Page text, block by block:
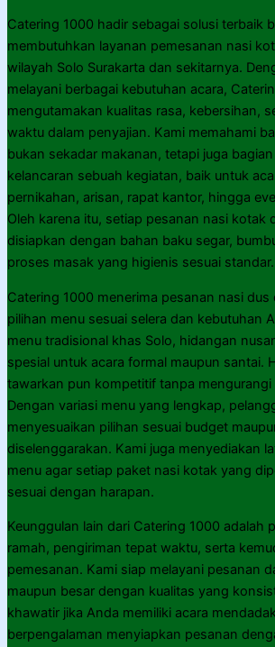
Catering 1000 hadir sebagai solusi terbaik
membutuhkan layanan pemesanan nasi
wilayah Solo Surakarta dan sekitarnya.
melayani berbagai kebutuhan acara,
mengutamakan kualitas rasa, kebersihan,
waktu dalam penyajian. Kami memahami
bukan sekadar makanan, tetapi juga
kelancaran sebuah kegiatan, baik untuk
pernikahan, arisan, rapat kantor, hingga
Oleh karena itu, setiap pesanan nasi kotak
disiapkan dengan bahan baku segar,
proses masak yang higienis sesuai standar.
Catering 1000 menerima pesanan nasi
pilihan menu sesuai selera dan kebutuhan
menu tradisional khas Solo, hidangan
spesial untuk acara formal maupun santai.
tawarkan pun kompetitif tanpa mengurangi
Dengan variasi menu yang lengkap,
menyesuaikan pilihan sesuai budget
diselenggarakan. Kami juga menyediakan
menu agar setiap paket nasi kotak yang
sesuai dengan harapan.
Keunggulan lain dari Catering 1000 adalah
ramah, pengiriman tepat waktu, serta
pemesanan. Kami siap melayani pesanan
maupun besar dengan kualitas yang
khawatir jika Anda memiliki acara
berpengalaman menyiapkan pesanan